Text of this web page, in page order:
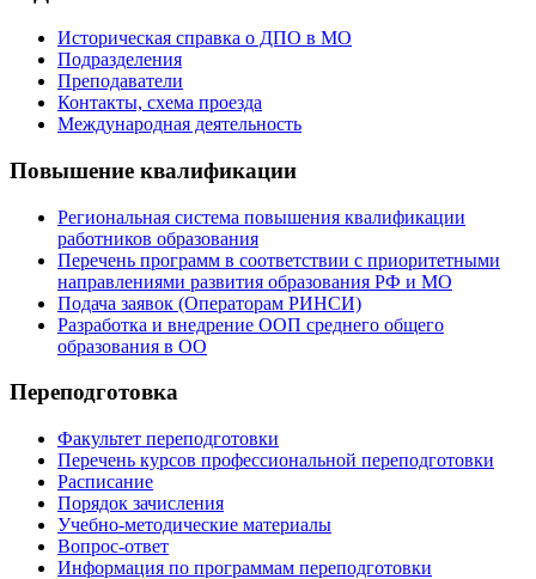
Историческая справка о ДПО в МО
Подразделения
Преподаватели
Контакты, схема проезда
Международная деятельность
Повышение квалификации
Региональная система повышения квалификации
работников образования
Перечень программ в соответствии с приоритетными
направлениями развития образования РФ и МО
Подача заявок (Операторам РИНСИ)
Разработка и внедрение ООП среднего общего
образования в ОО
Переподготовка
Факультет переподготовки
Перечень курсов профессиональной переподготовки
Расписание
Порядок зачисления
Учебно-методические материалы
Вопрос-ответ
Информация по программам переподготовки